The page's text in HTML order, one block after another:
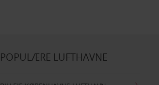
POPULÆRE LUFTHAVNE